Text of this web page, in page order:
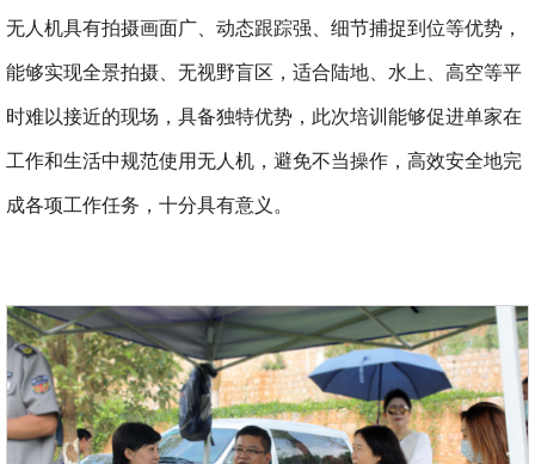
无人机具有拍摄画面广、动态跟踪强、细节捕捉到位等优势，
能够实现全景拍摄、无视野盲区，适合陆地、水上、高空等平
时难以接近的现场，具备独特优势，此次培训能够促进单家在
工作和生活中规范使用无人机，避免不当操作，高效安全地完
成各项工作任务，十分具有意义。